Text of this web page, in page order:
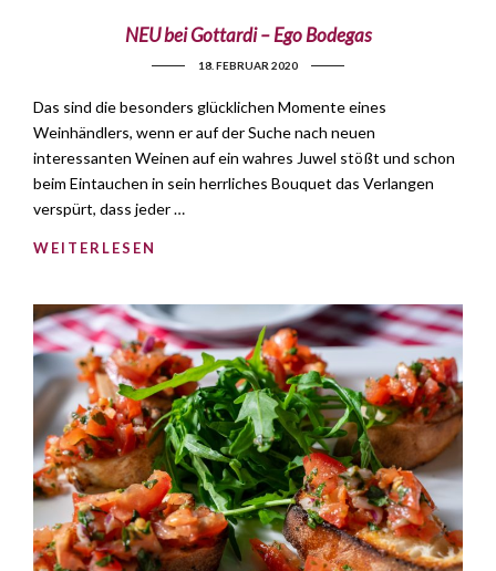
NEU bei Gottardi – Ego Bodegas
18. FEBRUAR 2020
Das sind die besonders glücklichen Momente eines
Weinhändlers, wenn er auf der Suche nach neuen
interessanten Weinen auf ein wahres Juwel stößt und schon
beim Eintauchen in sein herrliches Bouquet das Verlangen
verspürt, dass jeder …
WEITERLESEN